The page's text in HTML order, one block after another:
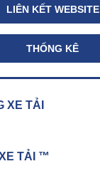
LIÊN KẾT WEBSITE
THỐNG KÊ
XE TẢI
TẢI ™